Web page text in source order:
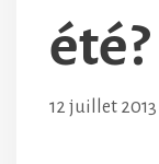
été?
12 juillet 2013